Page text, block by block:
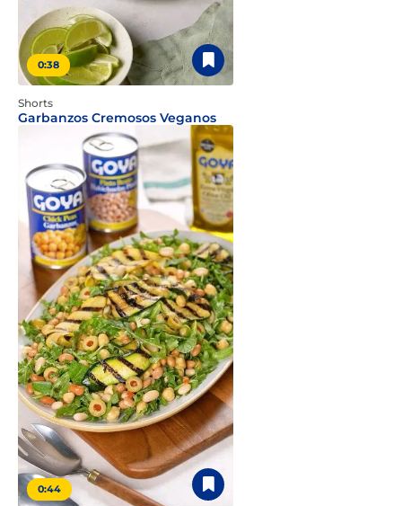
0:38
Shorts
Garbanzos Cremosos Veganos
0:44